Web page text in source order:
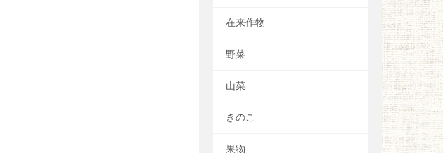
在来作物
野菜
山菜
きのこ
果物